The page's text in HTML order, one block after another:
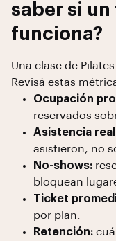
saber si
funciona?
Una clase de
Revisá estas
Ocupación
reservados
Asistencia
asistieron, no
No-shows:
bloquean
Ticket
por plan.
Retención: